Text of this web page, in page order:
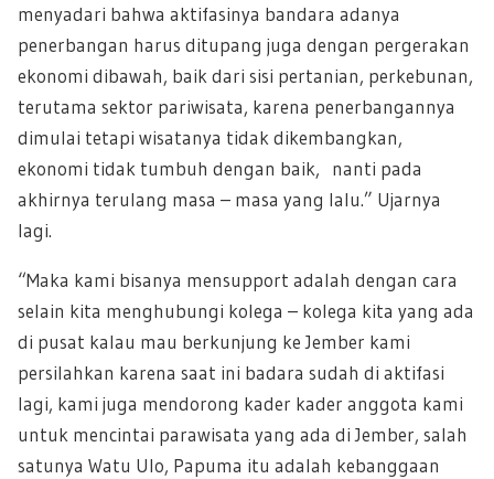
menyadari bahwa aktifasinya bandara adanya
penerbangan harus ditupang juga dengan pergerakan
ekonomi dibawah, baik dari sisi pertanian, perkebunan,
terutama sektor pariwisata, karena penerbangannya
dimulai tetapi wisatanya tidak dikembangkan,
ekonomi tidak tumbuh dengan baik, nanti pada
akhirnya terulang masa – masa yang lalu.” Ujarnya
lagi.
“Maka kami bisanya mensupport adalah dengan cara
selain kita menghubungi kolega – kolega kita yang ada
di pusat kalau mau berkunjung ke Jember kami
persilahkan karena saat ini badara sudah di aktifasi
lagi, kami juga mendorong kader kader anggota kami
untuk mencintai parawisata yang ada di Jember, salah
satunya Watu Ulo, Papuma itu adalah kebanggaan